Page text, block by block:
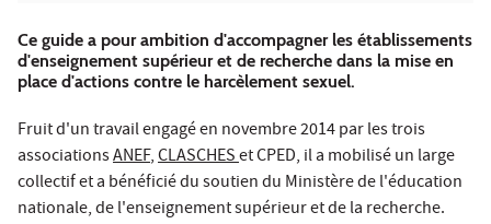
Ce guide a pour ambition d'accompagner les établissements
d'enseignement supérieur et de recherche dans la mise en
place d'actions contre le harcèlement sexuel.
Fruit d'un travail engagé en novembre 2014 par les trois
associationsANEF,CLASCHESet CPED, il a mobilisé un large
collectif et a bénéficié du soutien du Ministère de l'éducation
nationale, de l'enseignement supérieur et de la recherche.